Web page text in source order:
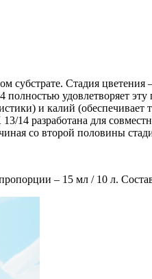
субстрате. Стадия
удовлетворяет эту
и калий
14 разработана для
со второй половины
– 15 мл / 10 л.